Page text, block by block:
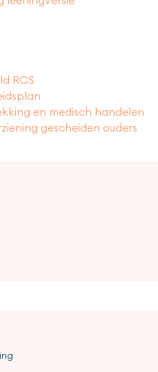
RCS
en medisch handelen
gescheiden ouders